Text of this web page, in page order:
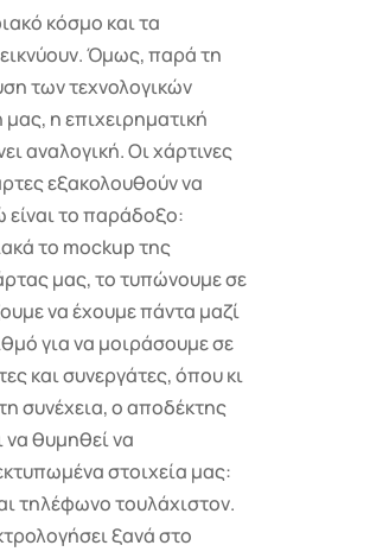
κόσμο και τα
Όμως, παρά τη
των τεχνολογικών
η επιχειρηματική
αναλογική. Οι χάρτινες
εξακολουθούν να
είναι το παράδοξο:
το mockup της
μας, το τυπώνουμε σε
να έχουμε πάντα μαζί
για να μοιράσουμε σε
και συνεργάτες, όπου κι
συνέχεια, ο αποδέκτης
να θυμηθεί να
στοιχεία μας:
τηλέφωνο τουλάχιστον.
ξανά στο